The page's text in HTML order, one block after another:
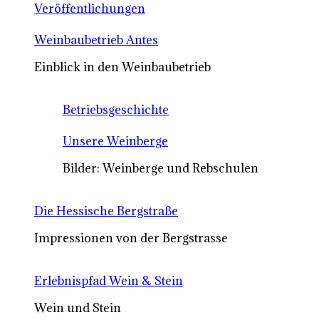
Veröffentlichungen
Weinbaubetrieb Antes
Einblick in den Weinbaubetrieb
Betriebsgeschichte
Unsere Weinberge
Bilder: Weinberge und Rebschulen
Die Hessische Bergstraße
Impressionen von der Bergstrasse
Erlebnispfad Wein & Stein
Wein und Stein